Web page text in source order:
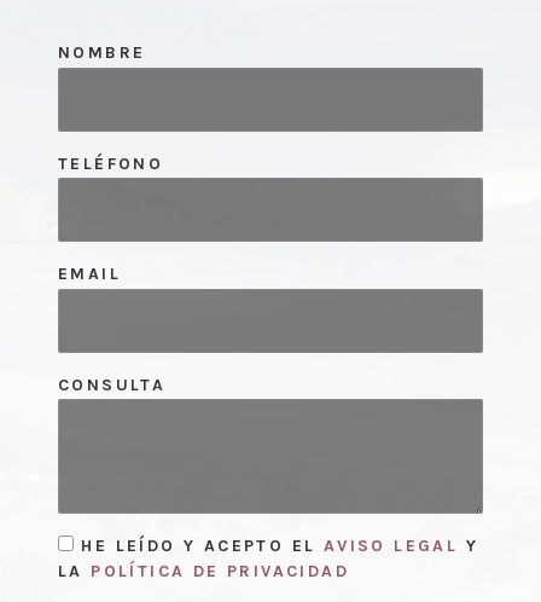
NOMBRE
TELÉFONO
EMAIL
CONSULTA
HE LEÍDO Y ACEPTO EL AVISO LEGAL Y
LA POLÍTICA DE PRIVACIDAD